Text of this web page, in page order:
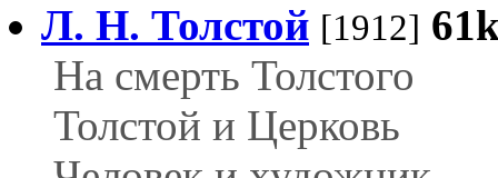
Л. Н. Толстой [1912]
На смерть Толстого
Толстой и Церковь